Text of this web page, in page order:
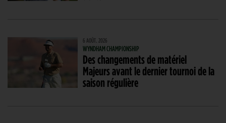
6 AOÛT. 2026
WYNDHAM CHAMPIONSHIP
Des changements de matériel
Majeurs avant le dernier tournoi de la
saison régulière